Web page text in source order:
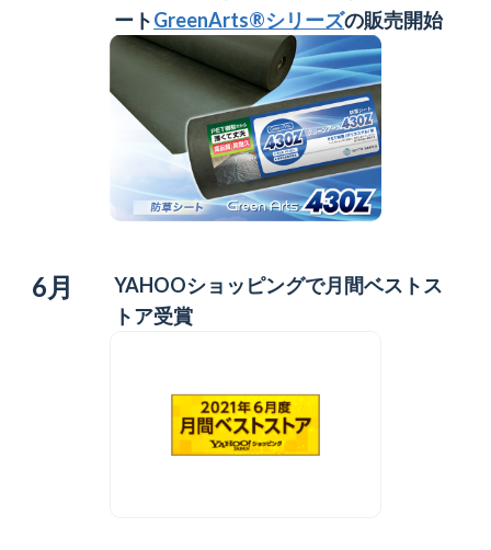
ートGreenArts®シリーズの販売開始
6月
YAHOOショッピングで月間ベストス
トア受賞